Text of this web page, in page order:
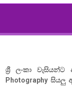
ශ්‍රී ලංකා
Photography සියලු